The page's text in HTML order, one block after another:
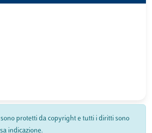
protetti da copyright e tutti i diritti sono
indicazione.